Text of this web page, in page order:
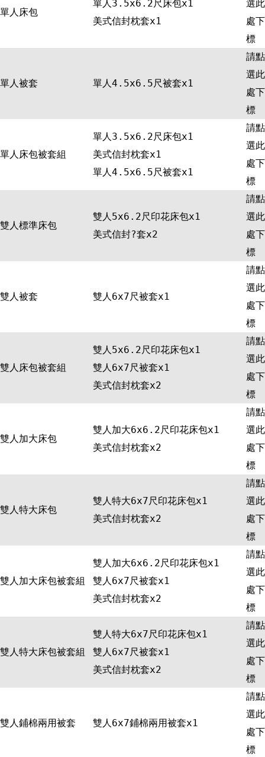
單人床包
單人3.5x6.2尺床包x1
美式信封枕套x1
選此
處下
標
單人被套 單人4.5x6.5尺被套x1
請點
選此
處下
標
單人床包被套組
單人3.5x6.2尺床包x1
美式信封枕套x1
單人4.5x6.5尺被套x1
請點
選此
處下
標
雙人標準床包
雙人5x6.2尺印花床包x1
美式信封?套x2
請點
選此
處下
標
雙人被套 雙人6x7尺被套x1
請點
選此
處下
標
雙人床包被套組
雙人5x6.2尺印花床包x1
雙人6x7尺被套x1
美式信封枕套x2
請點
選此
處下
標
雙人加大床包
雙人加大6x6.2尺印花床包x1
美式信封枕套x2
請點
選此
處下
標
雙人特大床包
雙人特大6x7尺印花床包x1
美式信封枕套x2
請點
選此
處下
標
雙人加大床包被套組
雙人加大6x6.2尺印花床包x1
雙人6x7尺被套x1
美式信封枕套x2
請點
選此
處下
標
雙人特大床包被套組
雙人特大6x7尺印花床包x1
雙人6x7尺被套x1
美式信封枕套x2
請點
選此
處下
標
雙人鋪棉兩用被套 雙人6x7鋪棉兩用被套x1
請點
選此
處下
標